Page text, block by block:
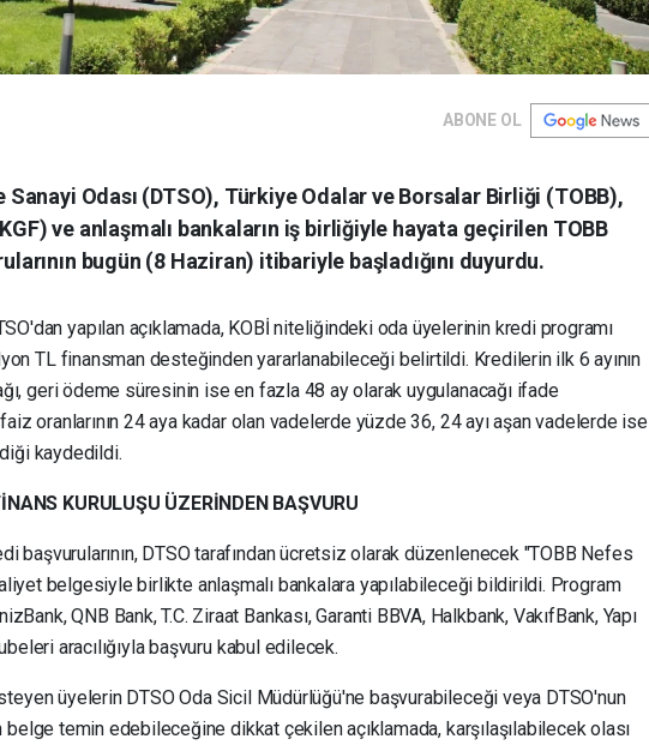
ABONE OL
Sanayi Odası (DTSO), Türkiye Odalar ve Borsalar Birliği (TOBB),
ve anlaşmalı bankaların iş birliğiyle hayata geçirilen TOBB
bugün (8 Haziran) itibariyle başladığını duyurdu.
yapılan açıklamada, KOBİ niteliğindeki oda üyelerinin kredi programı
TL finansman desteğinden yararlanabileceği belirtildi. Kredilerin ilk 6 ayının
geri ödeme süresinin ise en fazla 48 ay olarak uygulanacağı ifade
oranlarının 24 aya kadar olan vadelerde yüzde 36, 24 ayı aşan vadelerde ise
kaydedildi.
KURULUŞU ÜZERİNDEN BAŞVURU
başvurularının, DTSO tarafından ücretsiz olarak düzenlenecek "TOBB Nefes
belgesiyle birlikte anlaşmalı bankalara yapılabileceği bildirildi. Program
QNB Bank, T.C. Ziraat Bankası, Garanti BBVA, Halkbank, VakıfBank, Yapı
aracılığıyla başvuru kabul edilecek.
üyelerin DTSO Oda Sicil Müdürlüğü'ne başvurabileceği veya DTSO'nun
temin edebileceğine dikkat çekilen açıklamada, karşılaşılabilecek olası